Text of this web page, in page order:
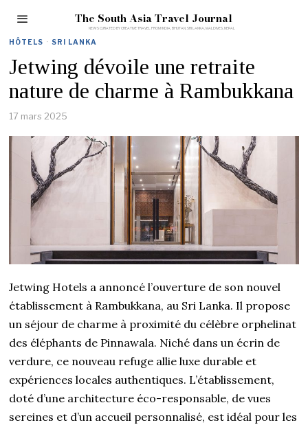
The South Asia Travel Journal
HÔTELS · SRI LANKA
Jetwing dévoile une retraite
nature de charme à Rambukkana
17 mars 2025
Jetwing Hotels a annoncé l’ouverture de son nouvel
établissement à Rambukkana, au Sri Lanka. Il propose
un séjour de charme à proximité du célèbre orphelinat
des éléphants de Pinnawala. Niché dans un écrin de
verdure, ce nouveau refuge allie luxe durable et
expériences locales authentiques. L’établissement,
doté d’une architecture éco-responsable, de vues
sereines et d’un accueil personnalisé, est idéal pour les